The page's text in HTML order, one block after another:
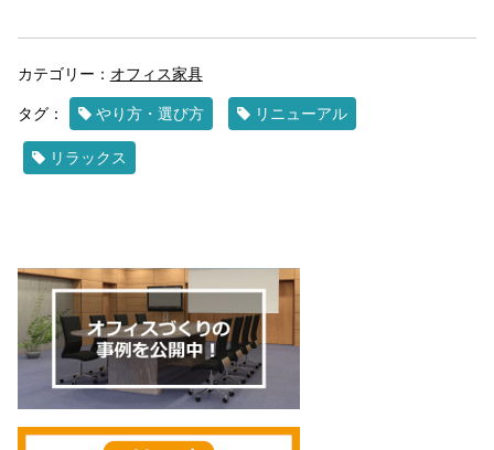
カテゴリー： オフィス家具
タグ： やり方・選び方 リニューアル
リラックス